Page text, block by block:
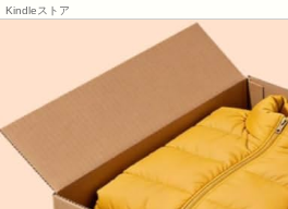
Kindleストア